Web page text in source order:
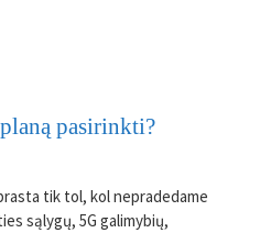
pasirinkti?
tik tol, kol nepradedame
sąlygų, 5G galimybių,